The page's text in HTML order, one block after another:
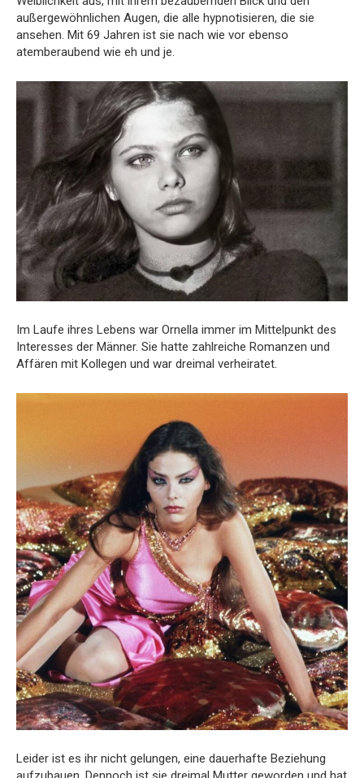
außergewöhnlichen Augen, die alle hypnotisieren, die sie
ansehen. Mit 69 Jahren ist sie nach wie vor ebenso
atemberaubend wie eh und je.
Im Laufe ihres Lebens war Ornella immer im Mittelpunkt des
Interesses der Männer. Sie hatte zahlreiche Romanzen und
Affären mit Kollegen und war dreimal verheiratet.
Leider ist es ihr nicht gelungen, eine dauerhafte Beziehung